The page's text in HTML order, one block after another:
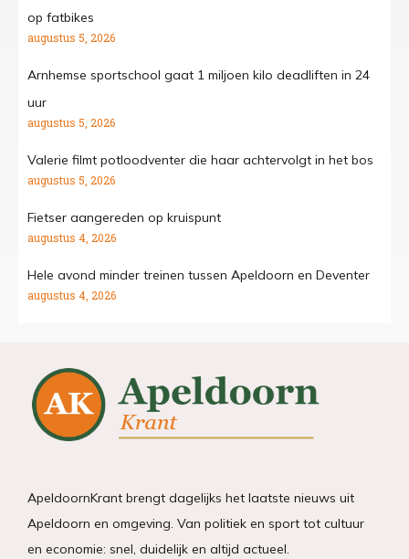
op fatbikes
augustus 5, 2026
Arnhemse sportschool gaat 1 miljoen kilo deadliften in 24
uur
augustus 5, 2026
Valerie filmt potloodventer die haar achtervolgt in het bos
augustus 5, 2026
Fietser aangereden op kruispunt
augustus 4, 2026
Hele avond minder treinen tussen Apeldoorn en Deventer
augustus 4, 2026
ApeldoornKrant brengt dagelijks het laatste nieuws uit
Apeldoorn en omgeving. Van politiek en sport tot cultuur
en economie: snel, duidelijk en altijd actueel.